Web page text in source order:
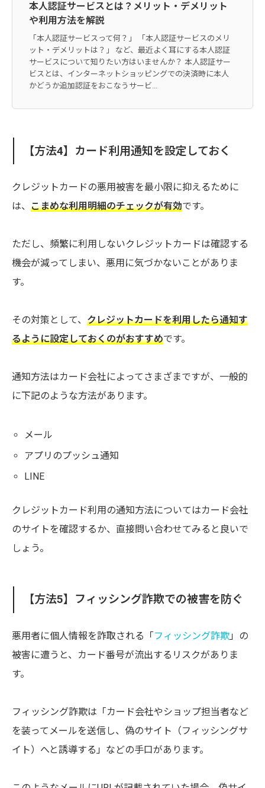
本人認証サービスとは？メリット・デメリット
や利用方法を解説
「本人認証サービスって何？」 「本人認証サービスのメリ
ット・デメリットは？」 など、最近よく耳にする本人認証
サービスについて知りたい方はいませんか？ 本人認証サー
ビスとは、インターネットショッピングでの決済時に本人
かどうか追加認証をおこなうサービ...
【方法4】カード利用通知を設定しておく
クレジットカードの悪用被害を最小限に抑えるために
は、 こまめな利用明細のチェックが有効です。
ただし、頻繁に利用しないクレジットカードは確認する
機会が減ってしまい、悪用に気づかないことがありま
す。
その対策として、 クレジットカードを利用したら通知す
るように設定しておくのがおすすめです。
通知方法はカード会社によってさまざまですが、一般的
に下記のような方法があります。
メール
アプリのプッシュ通知
LINE
クレジットカード利用の通知方法についてはカード会社
のサイトを確認するか、直接問い合わせてみると良いで
しょう。
【方法5】フィッシング詐欺での被害を防ぐ
悪用者に個人情報を詐取される「フィッシング詐欺 」の
被害に遭うと、カード番号が流出するリスクがありま
す。
フィッシング詐欺は「カード会社やショップ担当者など
を装ってメールを送信し、偽のサイト（フィッシングサ
イト）へと誘導する」などの手口があります。